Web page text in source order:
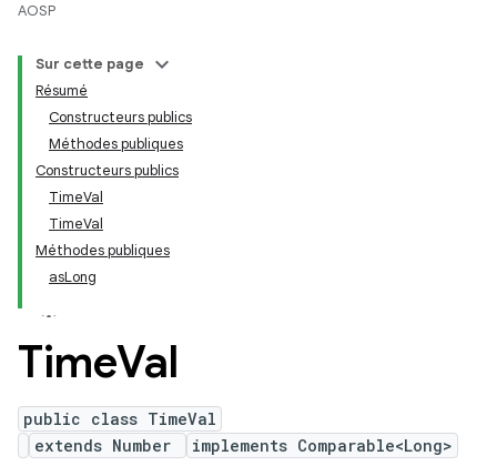
AOSP
Sur cette page
Résumé
Constructeurs publics
Méthodes publiques
Constructeurs publics
TimeVal
TimeVal
Méthodes publiques
asLong
TimeVal
public class TimeVal
extends Number
implements Comparable<Long>